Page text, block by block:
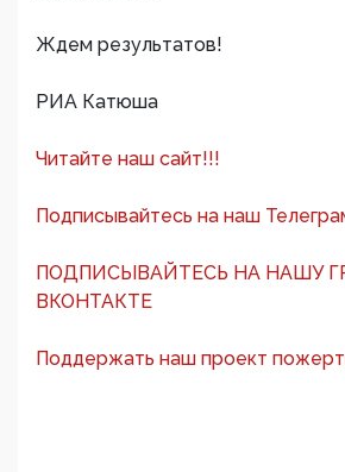
Ждем результатов!
РИА Катюша
Читайте наш сайт!!!
Подписывайтесь на наш
ПОДПИСЫВАЙТЕСЬ НА НАШУ
ВКОНТАКТЕ
Поддержать наш проект